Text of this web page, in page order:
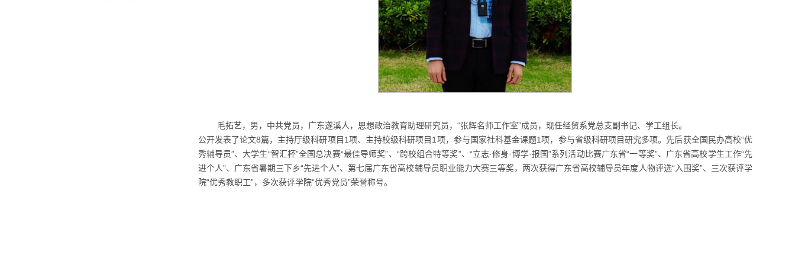
毛拓艺，男，中共党员，广东遂溪人，思想政治教育助理研究员， “张辉名师工作室”成员，现任经贸系党总支副书记、学工组长。
公开发表了论文8篇，主持厅级科研项目 1项、主持校级科研项目 1项，参与国家社科基金课题1项，参与省级科研项目研究多项。先后获全国民办高校“优
秀辅导员”、大学生“智汇杯”全国总决赛“最佳导师奖”、 “跨校组合特等奖”、 “立志·修身· 博学·报国”系列活动比赛广东省“一等奖”、广东省高校学生工作“先
进个人”、广东省暑期三下乡“先进个人”、第七届广东省高校辅导员职业能力大赛三等奖，两次获得广东省高校辅导员年度人物评选“ 入围奖”、三次获评学
院“优秀教职工”，多次获评学院“优秀党员”荣誉称号。